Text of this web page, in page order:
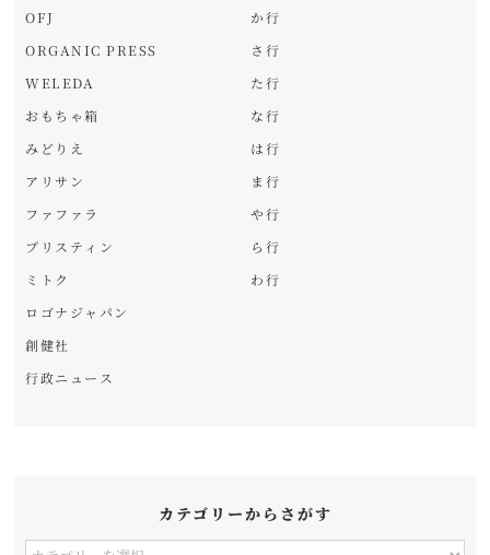
OFJ
ORGANIC PRESS
WELEDA
おもちゃ箱
みどりえ
アリサン
ファファラ
プリスティン
ミトク
ロゴナジャパン
創健社
行政ニュース
か行
さ行
た行
な行
は行
ま行
や行
ら行
わ行
カテゴリーからさがす